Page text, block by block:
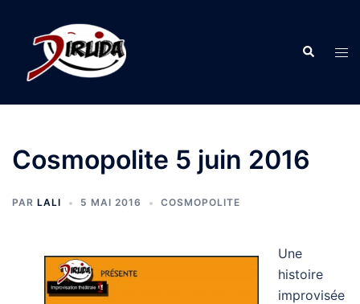
contenu
Cosmopolite 5 juin 2016
PAR LALI 5 MAI 2016 COSMOPOLITE
Une
histoire
improvisée